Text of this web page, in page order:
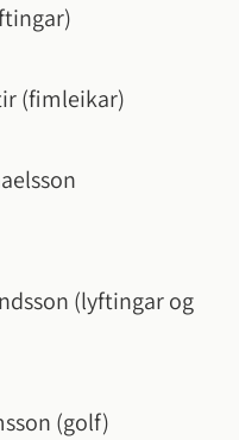
(fimleikar)
(lyftingar og
(golf)